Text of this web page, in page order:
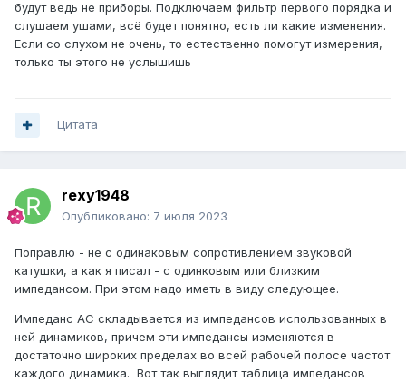
будут ведь не приборы. Подключаем фильтр первого порядка и
слушаем ушами, всё будет понятно, есть ли какие изменения.
Если со слухом не очень, то естественно помогут измерения,
только ты этого не услышишь
Цитата
rexy1948
Опубликовано: 7 июля 2023
Поправлю - не с одинаковым сопротивлением звуковой
катушки, а как я писал - с одинковым или близким
импедансом. При этом надо иметь в виду следующее.
Импеданс АС складывается из импедансов использованных в
ней динамиков, причем эти импедансы изменяются в
достаточно широких пределах во всей рабочей полосе частот
каждого динамика. Вот так выглядит таблица импедансов